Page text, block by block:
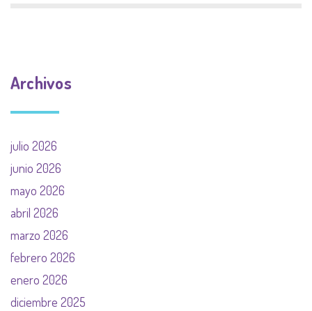
Archivos
julio 2026
junio 2026
mayo 2026
abril 2026
marzo 2026
febrero 2026
enero 2026
diciembre 2025